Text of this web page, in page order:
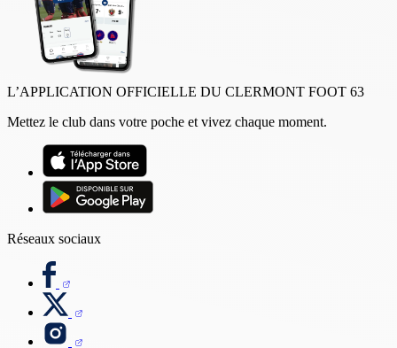
L’APPLICATION OFFICIELLE DU CLERMONT FOOT 63
Mettez le club dans votre poche et vivez chaque moment.
Réseaux sociaux